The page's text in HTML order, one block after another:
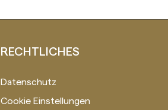
RECHTLICHES
Datenschutz
Cookie Einstellungen